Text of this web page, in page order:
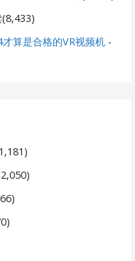
算是合格的VR视频机 -